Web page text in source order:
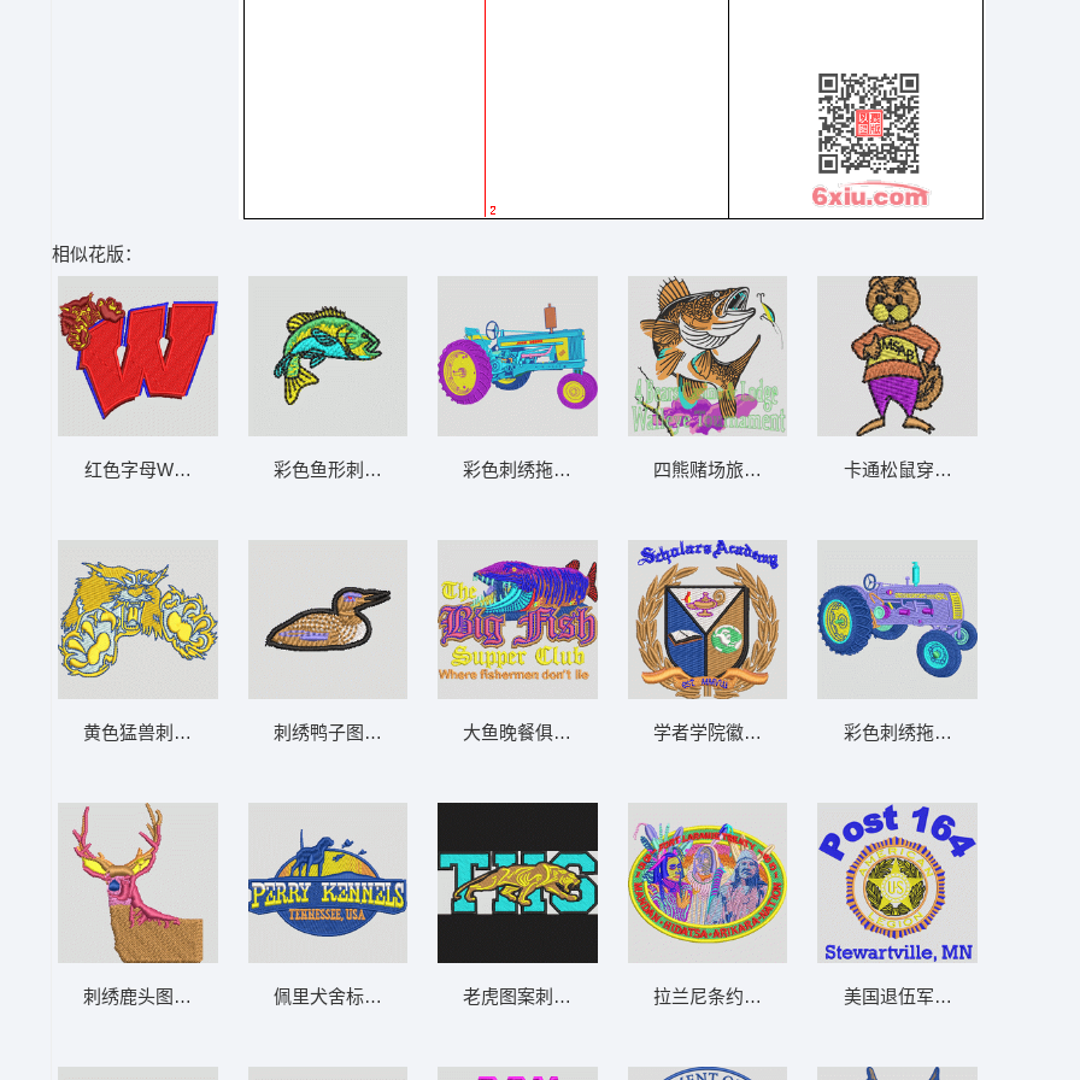
相似花版：
红色字母W配龙形装饰 虎 章仔标志布贴徽章
黄色猛兽刺绣图案 虎 章仔标志布贴徽章男
刺绣鹿头图案 鹿 章仔标志布贴徽章男
彩色鱼形刺绣图案 鱼 章仔标志布贴徽章男
刺绣鸭子图案 鸭 章仔标志布贴徽章男
佩里犬舍标志 章仔标志布贴徽章男
彩色刺绣拖拉机图案 汽车 章仔标志布贴徽
大鱼晚餐俱乐部标志 鱼 章仔标志布贴徽章
老虎图案刺绣校徽 豹 章仔标志布贴徽章男
四熊赌场旅馆 walleye 赛事 鱼 章仔标志布
学者学院徽章 章仔标志布贴徽章男
拉兰尼条约纪念徽章 章仔标志布贴徽章男
卡通松鼠穿衣服 章仔标志布
美国退伍军人协会分会徽章